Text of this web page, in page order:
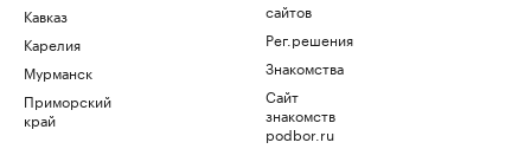
Кавказ
Карелия
Мурманск
Приморский
край
сайтов
Рег.решения
Знакомства
Сайт
знакомств
podbor.ru